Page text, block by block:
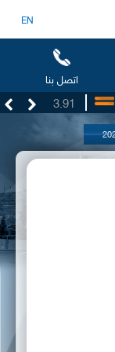
EN
اتصل بنا
3.91
UG